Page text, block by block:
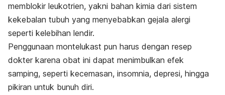
memblokir leukotrien, yakni bahan kimia dari sistem
kekebalan tubuh yang menyebabkan gejala alergi
seperti kelebihan lendir.
Penggunaan montelukast pun harus dengan resep
dokter karena obat ini dapat menimbulkan efek
samping, seperti kecemasan, insomnia, depresi, hingga
pikiran untuk bunuh diri.